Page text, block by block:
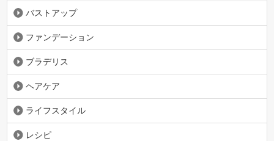
バストアップ
ファンデーション
ブラデリス
ヘアケア
ライフスタイル
レシピ